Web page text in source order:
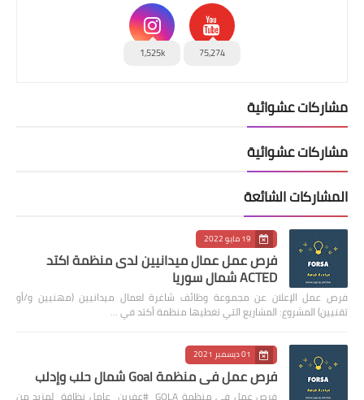
75,274
1,525k
مشاركات عشوائية
مشاركات عشوائية
المشاركات الشائعة
19 مايو 2022
فرص عمل عمال ميدانيين لدى منظمة اكتد
ACTED شمال سوريا
فرص عمل الإعلان عن مجموعة وظائف شاغرة لعمال ميدانيين (مهنيين و/أو
تقنيين) المشروع: المشاريع التي تغطيها منظمة أكتد في …
01 ديسمبر 2021
فرص عمل في منظمة Goal شمال حلب وإدلب
فرص عمل في منظمة GOLA #عفرين عامل نظافة لمزيد من